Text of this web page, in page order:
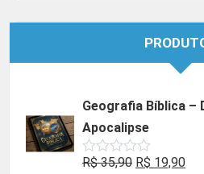
Geografia Bíblica –
Apocalipse
Avaliação
R$35,90 O
R$ 19,90O